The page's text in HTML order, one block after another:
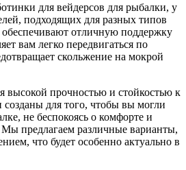
для вейдерсов для рыбалки, у
подходящих для разных типов
отличную поддержку
вам легко передвигаться по
скольжение на мокрой
высокой прочностью и стойкостью к
для того, чтобы вы могли
не беспокоясь о комфорте и
Мы предлагаем различные варианты,
что будет особенно актуально в